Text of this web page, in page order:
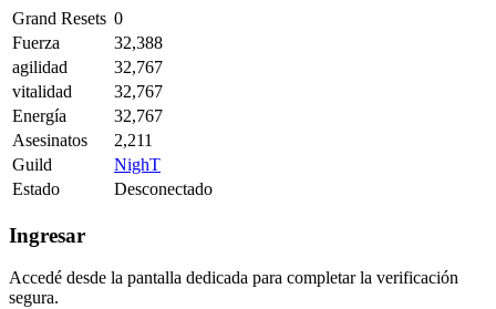
Grand Resets 0
Fuerza
32,388
agilidad
32,767
vitalidad
32,767
Energía
32,767
Asesinatos
2,211
Guild
NighT
Estado
Desconectado
Ingresar
Accedé desde la pantalla dedicada para completar la verificación
segura.